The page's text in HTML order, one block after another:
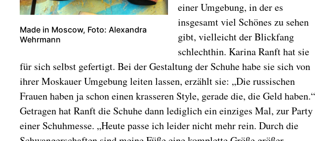
Made in Moscow, Foto: Alexandra
Wehrmann
einer Umgebung, in der es
insgesamt viel Schönes zu sehen
gibt, vielleicht der Blickfang
schlechthin. Karina Ranft hat sie
für sich selbst gefertigt. Bei der Gestaltung der Schuhe habe sie sich von
ihrer Moskauer Umgebung leiten lassen, erzählt sie: „Die russischen
Frauen haben ja schon einen krasseren Style, gerade die, die Geld haben.“
Getragen hat Ranft die Schuhe dann lediglich ein einziges Mal, zur Party
einer Schuhmesse. „Heute passe ich leider nicht mehr rein. Durch die